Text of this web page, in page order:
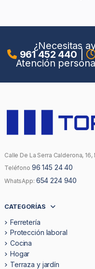
¿Necesitas
961 452 440
Atención
Calle De La Serra Calderona,
Teléfono 96 145 24 40
WhatsApp: 654 224 940
CATEGORÍAS
Ferretería
Protección laboral
Cocina
Hogar
Terraza y jardín